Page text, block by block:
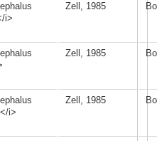
i>
Zell, 1985
Zell, 1985
i>
Zell, 1985